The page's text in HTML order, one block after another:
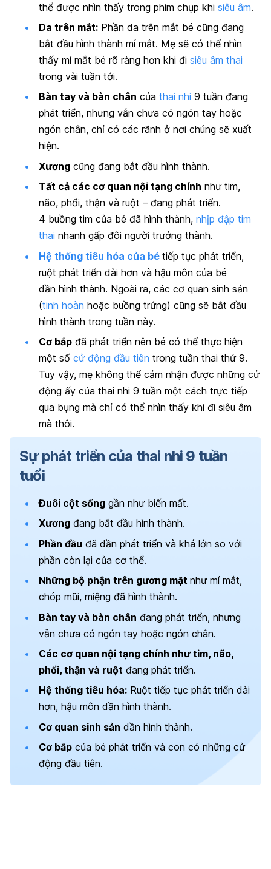
thể được nhìn thấy trong phim chụp khi siêu âm.
Da trên mắt: Phần da trên mắt bé cũng đang
bắt đầu hình thành mí mắt. Mẹ sẽ có thể nhìn
thấy mí mắt bé rõ ràng hơn khi đi siêu âm thai
trong vài tuần tới.
Bàn tay và bàn chân của thai nhi 9 tuần đang
phát triển, nhưng vẫn chưa có ngón tay hoặc
ngón chân, chỉ có các rãnh ở nơi chúng sẽ xuất
hiện.
Xương cũng đang bắt đầu hình thành.
Tất cả các cơ quan nội tạng chính như tim,
não, phổi, thận và ruột – đang phát triển.
4 buồng tim của bé đã hình thành, nhịp đập tim
thai nhanh gấp đôi người trưởng thành.
Hệ thống tiêu hóa của bé tiếp tục phát triển,
ruột phát triển dài hơn và hậu môn của bé
dần hình thành. Ngoài ra, các cơ quan sinh sản
(tinh hoàn hoặc buồng trứng) cũng sẽ bắt đầu
hình thành trong tuần này.
Cơ bắp đã phát triển nên bé có thể thực hiện
một số cử động đầu tiên trong tuần thai thứ 9.
Tuy vậy, mẹ không thể cảm nhận được những cử
động ấy của thai nhi 9 tuần một cách trực tiếp
qua bụng mà chỉ có thể nhìn thấy khi đi siêu âm
mà thôi.
Sự phát triển của thai nhi 9 tuần
tuổi
Đuôi cột sống gần như biến mất.
Xương đang bắt đầu hình thành.
Phần đầu đã dần phát triển và khá lớn so với
phần còn lại của cơ thể.
Những bộ phận trên gương mặt như mí mắt,
chóp mũi, miệng đã hình thành.
Bàn tay và bàn chân đang phát triển, nhưng
vẫn chưa có ngón tay hoặc ngón chân.
Các cơ quan nội tạng chính như tim, não,
phổi, thận và ruột đang phát triển.
Hệ thống tiêu hóa: Ruột tiếp tục phát triển dài
hơn, hậu môn dần hình thành.
Cơ quan sinh sản dần hình thành.
Cơ bắp của bé phát triển và con có những cử
động đầu tiên.